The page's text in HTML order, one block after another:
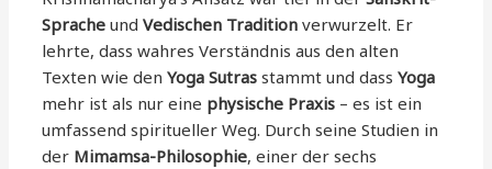
Sprache undVedischen Tradition verwurzelt. Er
lehrte, dass wahres Verständnis aus den alten
Texten wie denYoga Sutras stammt und dassYoga
mehr ist als nur eine physische Praxis – es ist ein
umfassend spiritueller Weg. Durch seine Studien in
der Mimamsa-Philosophie, einer der sechs